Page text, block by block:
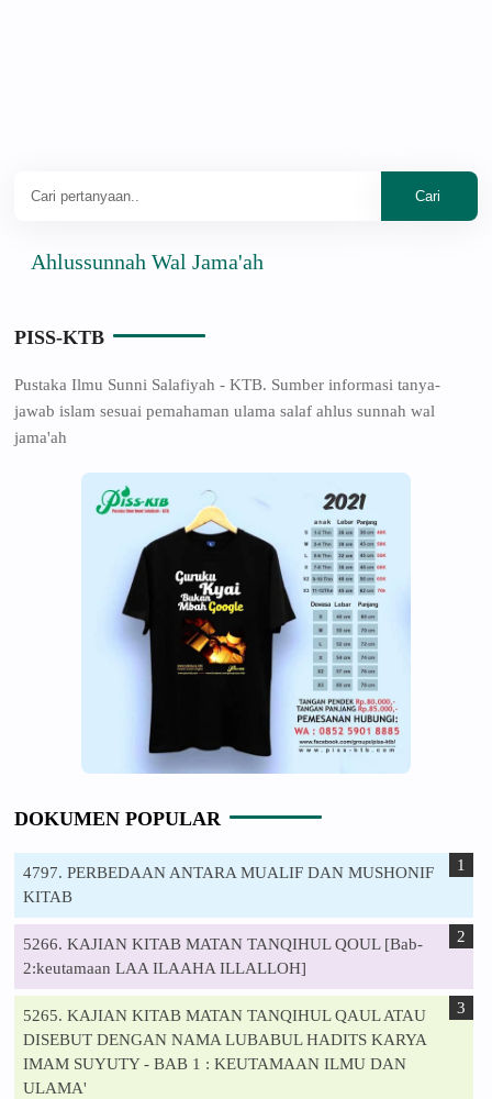
Wal Jama'ah
PISS-KTB
Pustaka Ilmu Sunni Salafiyah - KTB. Sumber informasi tanya-
jawab islam sesuai pemahaman ulama salaf ahlus sunnah wal
jama'ah
DOKUMEN POPULAR
4797. PERBEDAAN ANTARA MUALIF DAN MUSHONIF
KITAB
5266. KAJIAN KITAB MATAN TANQIHUL QOUL [Bab-
2:keutamaan LAA ILAAHA ILLALLOH]
5265. KAJIAN KITAB MATAN TANQIHUL QAUL ATAU
DISEBUT DENGAN NAMA LUBABUL HADITS KARYA
IMAM SUYUTY - BAB 1 : KEUTAMAAN ILMU DAN
ULAMA'